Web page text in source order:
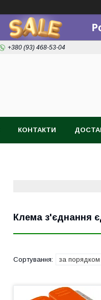
+380 (93) 468-53-04
КОНТАКТИ
Клема з'єднання